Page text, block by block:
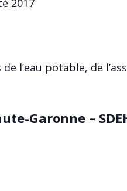
2017
l’eau potable, de
Garonne –